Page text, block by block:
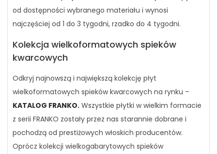
od dostępności wybranego materiału i wynosi
najczęściej od 1 do 3 tygodni, rzadko do 4 tygodni.
Kolekcja wielkoformatowych spieków
kwarcowych
Odkryj najnowszą i największą kolekcję płyt
wielkoformatowych spieków kwarcowych na rynku –
KATALOG FRANKO. Wszystkie płytki w wielkim formacie
z serii FRANKO zostały przez nas starannie dobrane i
pochodzą od prestiżowych włoskich producentów.
Oprócz kolekcji wielkogabarytowych spieków